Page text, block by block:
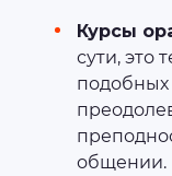
Курсы
сути, это
подобных
общении.